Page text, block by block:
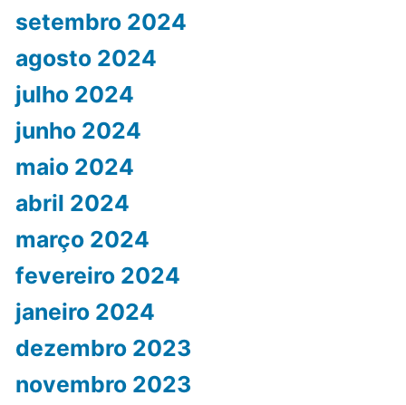
setembro 2024
agosto 2024
julho 2024
junho 2024
maio 2024
abril 2024
março 2024
fevereiro 2024
janeiro 2024
dezembro 2023
novembro 2023